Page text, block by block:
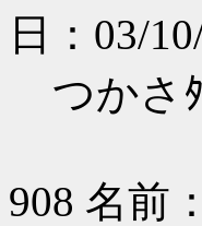
日：03/
つか
908 名前：